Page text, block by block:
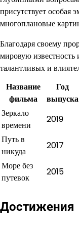
присутствует особая
многоплановые
Благодаря своему
мировую
талантливых и
Название
фильма
Год
выпуска
Зеркало
времени
2019
Путь в
никуда
2017
Море без
путевок
2015
Достижения